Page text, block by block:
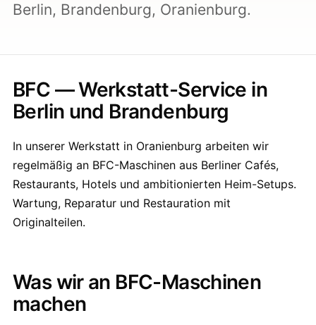
Berlin, Brandenburg, Oranienburg.
BFC — Werkstatt-Service in
Berlin und Brandenburg
In unserer Werkstatt in Oranienburg arbeiten wir
regelmäßig an BFC-Maschinen aus Berliner Cafés,
Restaurants, Hotels und ambitionierten Heim-Setups.
Wartung, Reparatur und Restauration mit
Originalteilen.
Was wir an BFC-Maschinen
machen